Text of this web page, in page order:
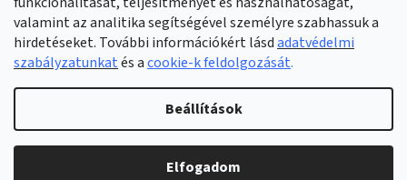
valamint az analitika segítségével személyre szabhassuk a
hirdetéseket. További információkért lásdadatvédelmi
szabályzatunkatés acookie-k feldolgozását.
Beállítások
Elfogadom
Shoptet készítette